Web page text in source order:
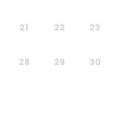
21 22 23
28 29 30